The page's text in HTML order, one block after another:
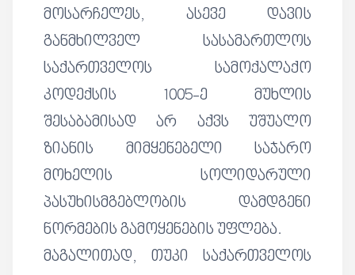
მოსარჩელეს, ასევე დავის
განმხილველ სასამართლოს
საქართველოს სამოქალაქო
კოდექსის 1005-ე მუხლის
შესაბამისად არ აქვს უშუალო
ზიანის მიმყენებელი საჯარო
მოხელის სოლიდარული
პასუხისმგებლობის დამდგენი
ნორმების გამოყენების უფლება.
მაგალითად, თუკი საქართველოს